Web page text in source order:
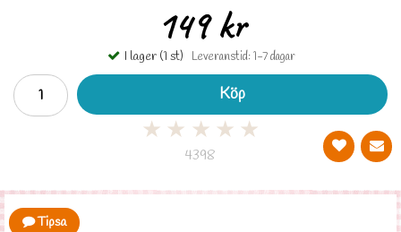
149 kr
I lager (1 st) Leveranstid: 1-7 dagar
Köp
★ ★ ★ ★ ★
4398
Tipsa